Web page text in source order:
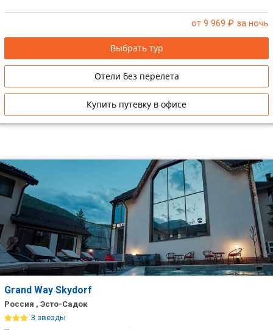
от 9 969 ₽ за ночь
Выбрать тур
Отели без перелета
Купить путевку в офисе
Grand Way Skydorf
Россия , Эсто-Садок
3 звезды